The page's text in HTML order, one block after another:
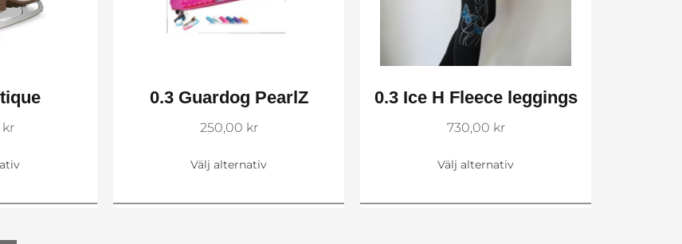
kr
0.3 Guardog PearlZ
250,00 kr
Välj alternativ
0.3 Ice H Fleece leggings
730,00 kr
Välj alternativ